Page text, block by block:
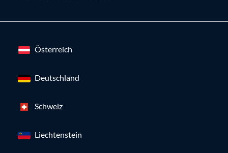
Österreich
Deutschland
Schweiz
Liechtenstein